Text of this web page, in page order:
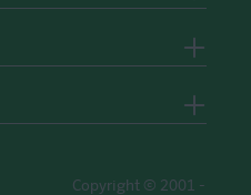
Copyright © 2001 -